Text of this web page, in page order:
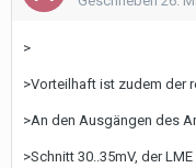
>
>Vorteilhaft ist zudem der
>An den Ausgängen des
>Schnitt 30..35mV, der